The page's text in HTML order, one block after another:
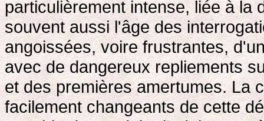
particulièrement intense, liée à la
souvent aussi l'âge des
angoissées, voire frustrantes,
avec de dangereux repliements
et des premières amertumes. La
facilement changeants de cette